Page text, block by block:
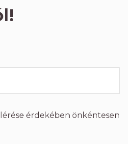
érdekében önkéntesen